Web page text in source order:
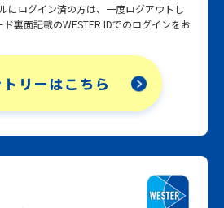
にログイン済の方は、一度ログアウトし
裏面記載のWESTER IDでのログインをお
リーはこちら